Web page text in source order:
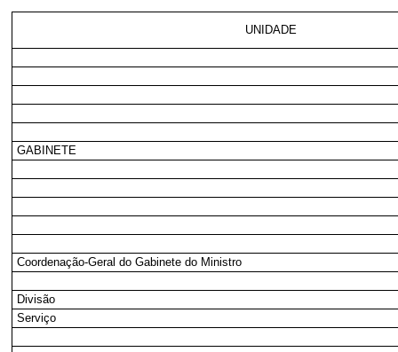
UNIDADE
GABINETE
Coordenação-Geral do Gabinete do Ministro
Divisão
Serviço